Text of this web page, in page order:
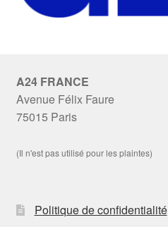
A24 FRANCE
Avenue Félix Faure
75015 Paris
(Il n'est pas utilisé pour les plaintes)
Politique de confidentialité